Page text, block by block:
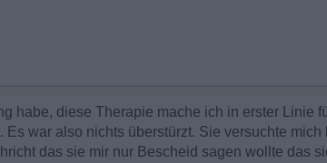
habe, diese Therapie mache ich in erster Linie
war also nichts überstürzt. Sie versuchte
das sie mir nur Bescheid sagen wollte das